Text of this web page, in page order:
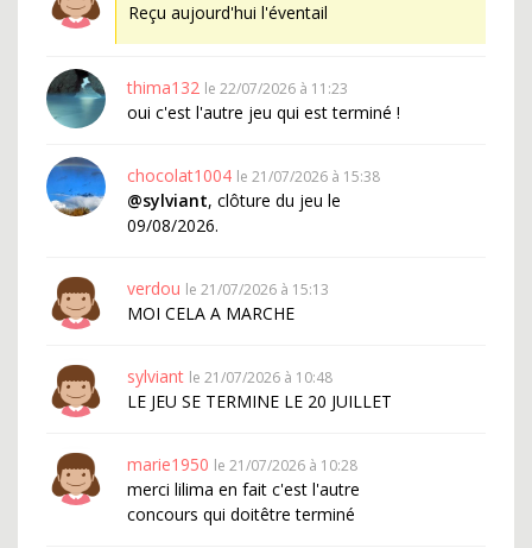
Reçu aujourd'hui l'éventail
thima132 le 22/07/2026 à 11:23
oui c'est l'autre jeu qui est terminé !
chocolat1004 le 21/07/2026 à 15:38
@sylviant, clôture du jeu le
09/08/2026.
verdou le 21/07/2026 à 15:13
MOI CELA A MARCHE
sylviant le 21/07/2026 à 10:48
LE JEU SE TERMINE LE 20 JUILLET
marie1950 le 21/07/2026 à 10:28
merci lilima en fait c'est l'autre
concours qui doitêtre terminé